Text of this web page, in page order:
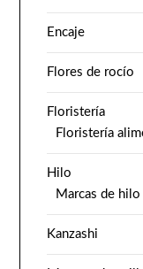
Encaje
Flores de rocío
Floristería
Floristería
Hilo
Marcas de hilo
Kanzashi